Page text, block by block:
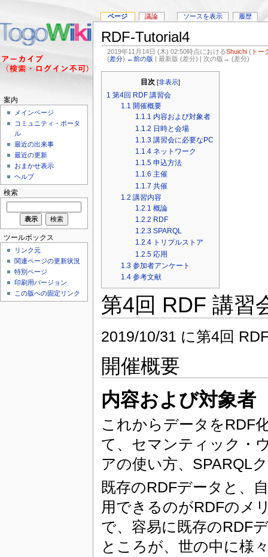
RDF-Tutorial4
2019年11月14日 (木) 02:50時点におけるShuichi ( トー
(差分) ←前の版 | 最新版 (差分) | 次の版→ (差分)
目次 [非表示]
1 第4回 RDF 講習会
1.1 開催概要
1.1.1 内容および対象者
1.1.2 日時と会場
1.1.3 講習会に必要なPC
1.1.4 ネットワーク
1.1.5 申込方法
1.1.6 主催
1.1.7 共催
1.2 講習内容
1.2.1 概論
1.2.2 RDF
1.2.3 SPARQL
1.2.4 トリプルストア
1.2.5 応用
1.3 参加者アンケート
1.4 参考文献
第4回 RDF 講習
2019/10/31 に第4回
開催概要
内容および対象者
これからデータをRDF
て、セマンティック・
アの使い方、SPARQL
既存のRDFデータと、
用できるのがRDFのメ
で、容易に既存のRDF
ところが、世の中に様
ページ 議論 ソースを表示 履歴
案内
メインページ
コミュニティ・ポータ
ル
最近の出来事
最近の更新
おまかせ表示
ヘルプ
検索
ツールボックス
リンク元
関連ページの更新状況
特別ページ
印刷用バージョン
この版への固定リンク